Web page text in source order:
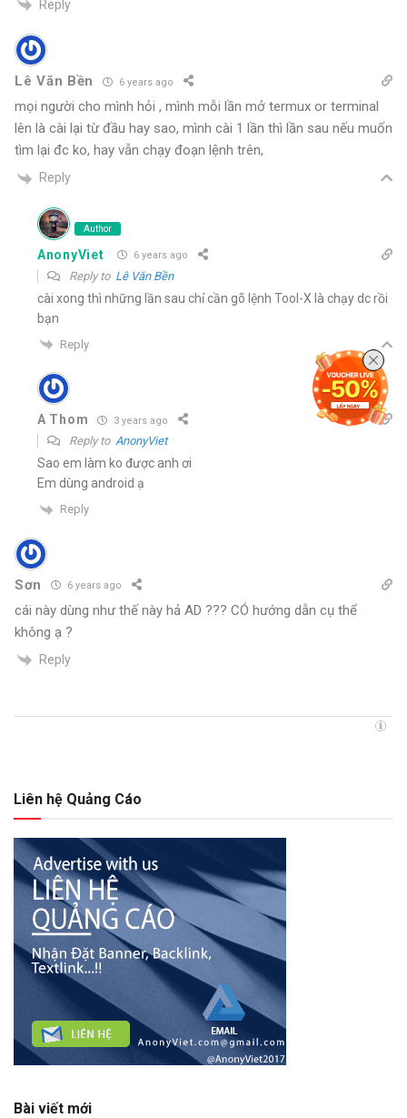
Reply
Lê Văn Bền 6 years ago
mọi người cho mình hỏi , mình mỗi lần mở termux or terminal
lên là cài lại từ đầu hay sao, mình cài 1 lần thì lần sau nếu muốn
tìm lại đc ko, hay vẫn chạy đoạn lệnh trên,
Reply
Author
AnonyViet 6 years ago
Reply to Lê Văn Bền
cài xong thì những lần sau chỉ cần gõ lệnh Tool-X là chạy dc rồi
bạn
Reply
A Thom 3 years ago
Reply to AnonyViet
Sao em làm ko được anh ơi
Em dùng android ạ
Reply
Sơn 6 years ago
cái này dùng như thế này hả AD ??? CÓ hướng dẫn cụ thể
không ạ ?
Reply
Liên hệ Quảng Cáo
Bài viết mới